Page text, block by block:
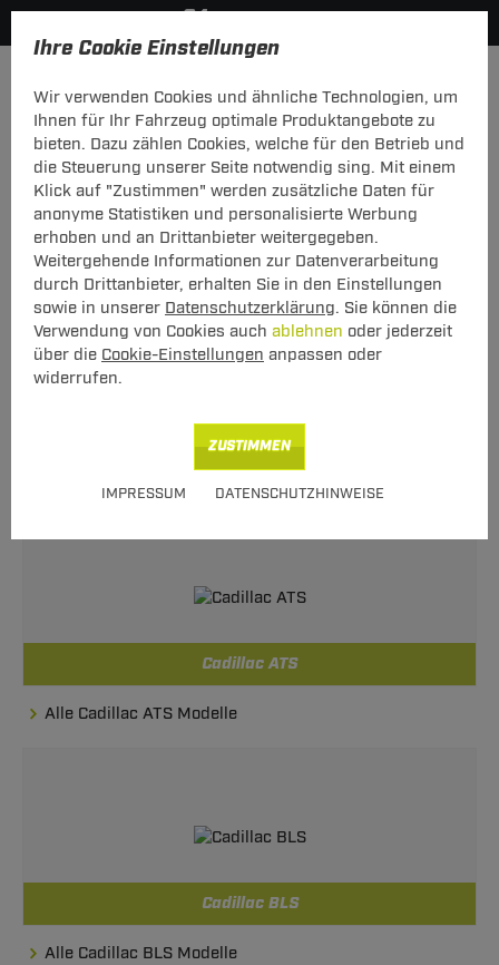
Ihre Cookie Einstellungen
Wir verwenden Cookies und ähnliche Technologien, um
Ihnen für Ihr Fahrzeug optimale Produktangebote zu
bieten. Dazu zählen Cookies, welche für den Betrieb und
die Steuerung unserer Seite notwendig sing. Mit einem
Klick auf "Zustimmen" werden zusätzliche Daten für
anonyme Statistiken und personalisierte Werbung
erhoben und an Drittanbieter weitergegeben.
Weitergehende Informationen zur Datenverarbeitung
durch Drittanbieter, erhalten Sie in den Einstellungen
sowie in unserer Datenschutzerklärung. Sie können die
Verwendung von Cookies auch ablehnen oder jederzeit
über die Cookie-Einstellungen anpassen oder
widerrufen.
IMPRESSUM DATENSCHUTZHINWEISE
ZUSTIMMEN
HERSTELLERÜBERSICHT
PKW-Kupplungskonfigurator
Die folgende Auflistung schützt Sie und andere in Ihrer
Umgebung und ermöglicht ein unbeschwertes
Urlaubserlebnis.
1
Hersteller
2
Modell
3
Das Anhängerkupplung Programm für
Cadillac
Cadillac ATS
Alle Cadillac ATS Modelle
Cadillac BLS
Alle Cadillac BLS Modelle